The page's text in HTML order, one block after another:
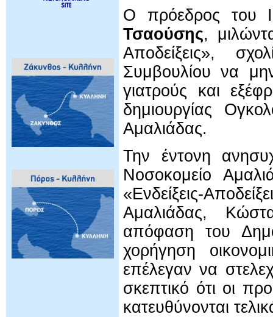
Ο πρόεδρος του
Τσαούσης,
Αποδείξεις»,
Συμβουλίου να μην
γιατρούς και
δημιουργίας
Αμαλιάδας.
Την έντονη
Νοσοκομείο
«Ενδείξεις-
Αμαλιάδας,
απόφαση του
χορήγηση
επέλεγαν να
σκεπτικό ότι οι
κατευθύνονται